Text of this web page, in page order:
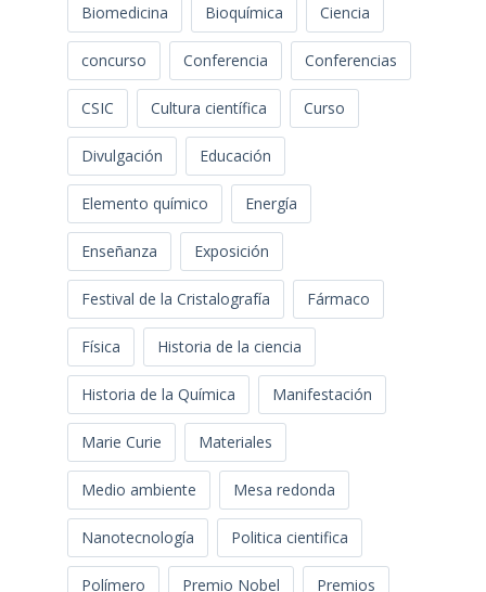
Biomedicina Bioquímica Ciencia
concurso Conferencia Conferencias
CSIC Cultura científica Curso
Divulgación Educación
Elemento químico Energía
Enseñanza Exposición
Festival de la Cristalografía Fármaco
Física Historia de la ciencia
Historia de la Química Manifestación
Marie Curie Materiales
Medio ambiente Mesa redonda
Nanotecnología Politica cientifica
Polímero Premio Nobel Premios